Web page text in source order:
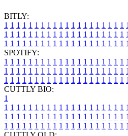
BITLY:
1 1 1 1 1 1 1 1 1 1 1 1 1 1 1 1 1 1 1 1 1
1 1 1 1 1 1 1 1 1 1 1 1 1 1 1 1 1 1 1 1 1
1 1 1 1 1 1 1 1 1 1 1 1 1 1 1 1 1 1 1 1 1
SPOTIFY:
1 1 1 1 1 1 1 1 1 1 1 1 1 1 1 1 1 1 1 1 1
1 1 1 1 1 1 1 1 1 1 1 1 1 1 1 1 1 1 1 1 1
1 1 1 1 1 1 1 1 1 1 1 1 1 1 1 1 1 1 1 1 1
CUTTLY BIO:
1
1 1 1 1 1 1 1 1 1 1 1 1 1 1 1 1 1 1 1 1 1
1 1 1 1 1 1 1 1 1 1 1 1 1 1 1 1 1 1 1 1 1
1 1 1 1 1 1 1 1 1 1 1 1 1 1 1 1 1 1 1 1 1